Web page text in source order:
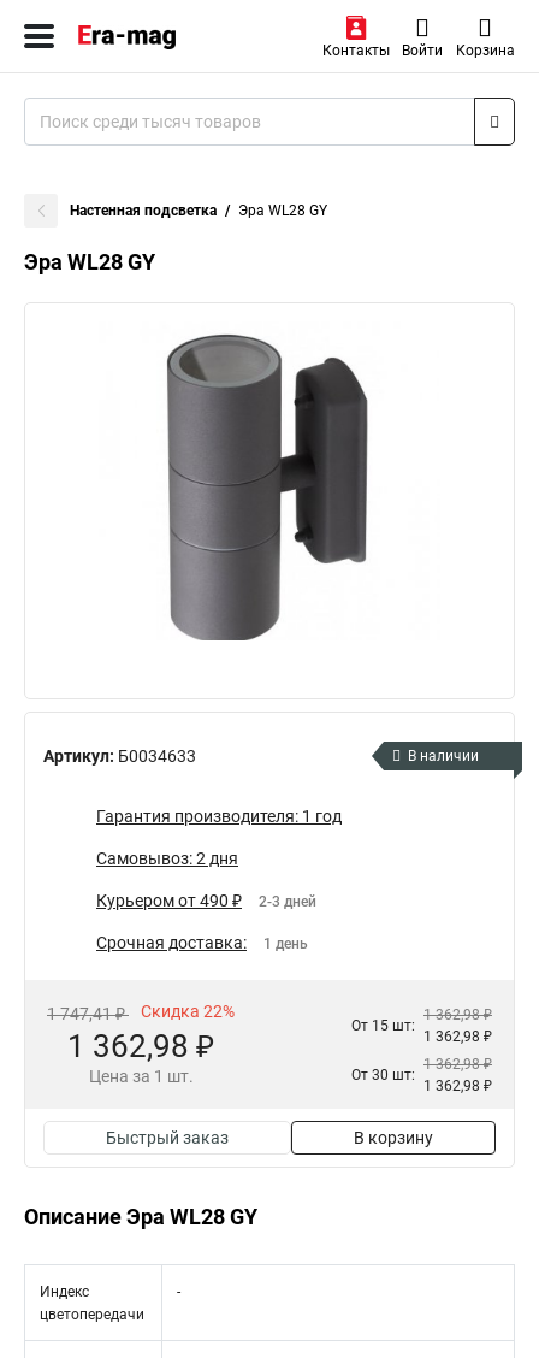
Контакты Войти Корзина
Настенная подсветка Эра WL28 GY
Эра WL28 GY
Артикул: Б0034633 В наличии
Гарантия производителя: 1 год
Самовывоз: 2 дня
Курьером от 490 ₽ 2-3 дней
Срочная доставка: 1 день
1 747,41 ₽ Скидка 22%
1 362,98 ₽
Цена за 1 шт.
От 15 шт:
1 362,98 ₽
1 362,98 ₽
От 30 шт:
1 362,98 ₽
1 362,98 ₽
Быстрый заказ В корзину
Описание Эра WL28 GY
Индекс
цветопередачи
-